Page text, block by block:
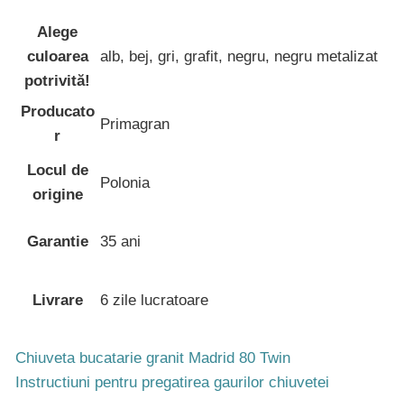
Alege
culoarea
potrivită!
alb, bej, gri, grafit, negru, negru metalizat
Producato
r
Primagran
Locul de
origine
Polonia
Garantie 35 ani
Livrare 6 zile lucratoare
Chiuveta bucatarie granit Madrid 80 Twin
Instructiuni pentru pregatirea gaurilor chiuvetei